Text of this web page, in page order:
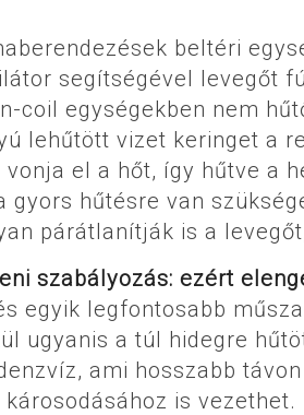
beltéri
segítségével levegőt
coil egységekben nem
lehűtött vizet keringet a
el a hőt, így hűtve a
gyors hűtésre van
párátlanítják is a
szabályozás: ezért
egyik legfontosabb
ugyanis a túl hidegre
ami hosszabb
is vezethet.